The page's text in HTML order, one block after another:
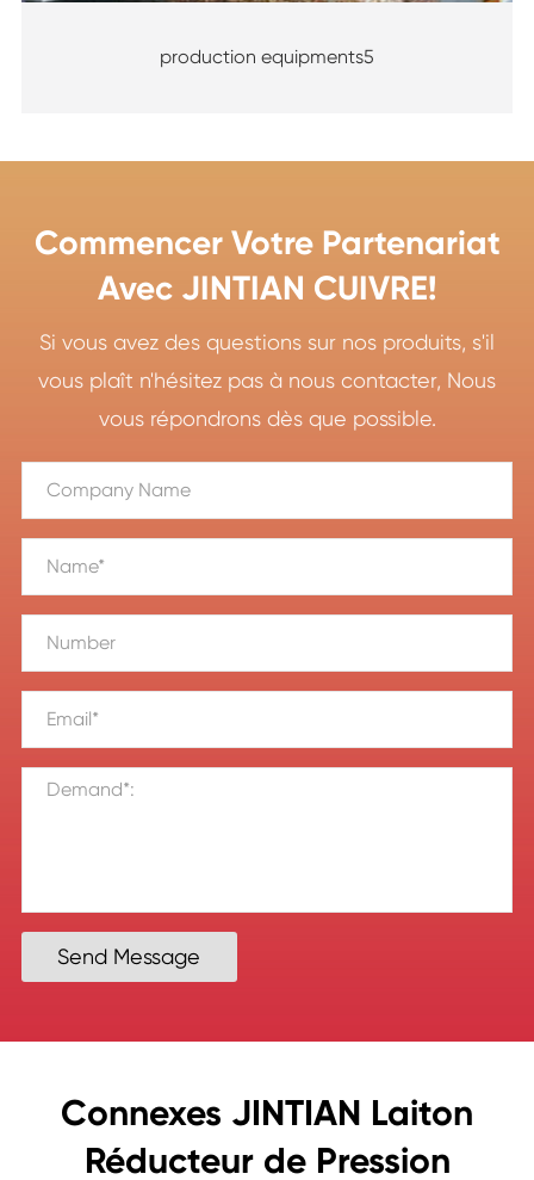
production equipments5
Commencer Votre Partenariat
Avec JINTIAN CUIVRE!
Si vous avez des questions sur nos produits, s'il
vous plaît n'hésitez pas à nous contacter, Nous
vous répondrons dès que possible.
Send Message
Connexes JINTIAN Laiton
Réducteur de Pression